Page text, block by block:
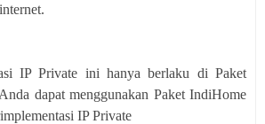
IP Private ini hanya berlaku di Paket
dapat menggunakan Paket IndiHome
IP Private